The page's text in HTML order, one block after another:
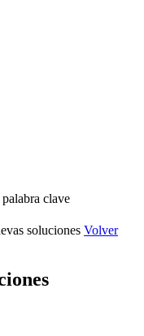
clave
soluciones Volver